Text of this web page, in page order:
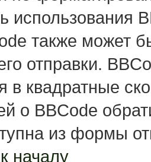
использования
также может
отправки.
в квадратные
о BBCode
из формы
началу